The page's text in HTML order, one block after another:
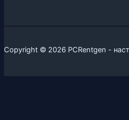
Copyright © 2026 PCRentgen -